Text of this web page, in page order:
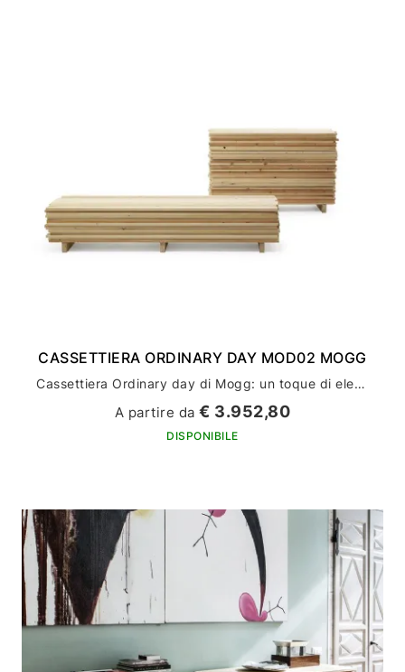
CASSETTIERA ORDINARY DAY MOD02 MOGG
Cassettiera Ordinary day di Mogg: un toque di eleganza all'arredamento della tua casa
A partire da€ 3.952,80
DISPONIBILE